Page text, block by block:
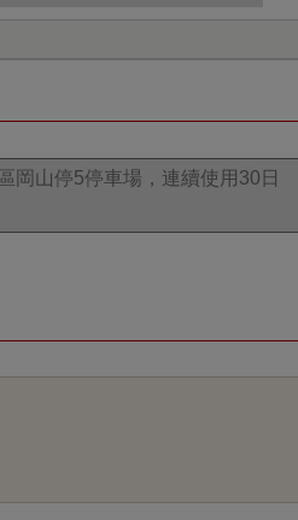
岡山停5停車場，連續使用30日